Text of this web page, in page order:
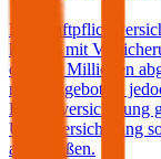
Kfz-
können mit
oder 20 Millionen
nicht angeboten,
Landesversicherung
Unfallversicherung
abschließen.